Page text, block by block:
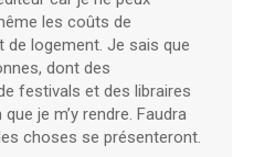
les coûts de
de logement. Je sais que
dont des
festivals et des libraires
je m’y rendre. Faudra
choses se présenteront.